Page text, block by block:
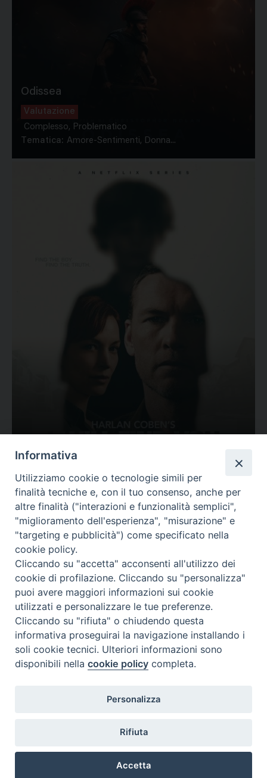
Odissea
Valutazione
Complesso, Problematico
Tematica: Amore-Sentimenti, Donna...
Valutazione
Complesso, Problematico
Tematica: Amore-Sentimenti, Carcere...
Contatti & Info
C.ne Aurelia, 50 – 00165 Roma
Contatti
Scrivi a: cnvf@chiesacattolica.it
Informativa
Utilizziamo cookie o tecnologie simili per
finalità tecniche e, con il tuo consenso, anche per
altre finalità ("interazioni e funzionalità semplici",
"miglioramento dell'esperienza", "misurazione" e
"targeting e pubblicità") come specificato nella
cookie policy.
Cliccando su "accetta" acconsenti all'utilizzo dei
cookie di profilazione. Cliccando su "personalizza"
puoi avere maggiori informazioni sui cookie
utilizzati e personalizzare le tue preferenze.
Cliccando su "rifiuta" o chiudendo questa
informativa proseguirai la navigazione installando i
soli cookie tecnici. Ulteriori informazioni sono
disponibili nellacookie policy completa.
Personalizza
Rifiuta
Accetta